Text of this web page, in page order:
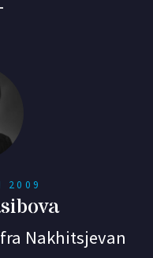
2009
Nakhitsjevan